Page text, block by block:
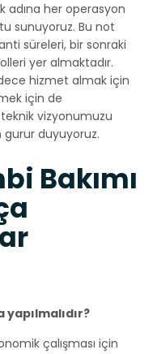
adına her operasyon
sunuyoruz. Bu not
süreleri, bir sonraki
yer almaktadır.
hizmet almak için
için de
vizyonumuzu
gurur duyuyoruz.
Bakımı
yapılmalıdır?
çalışması için